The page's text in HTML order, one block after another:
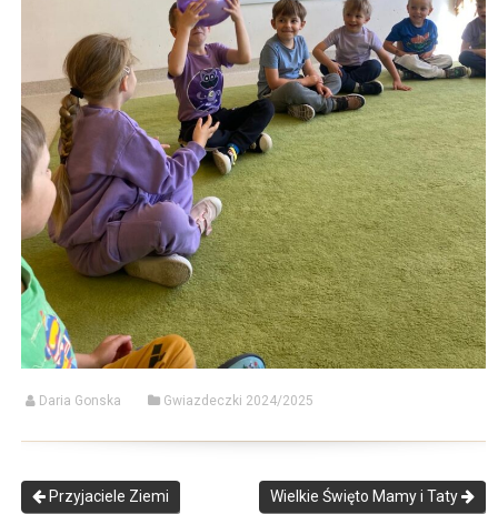
Daria Gonska Gwiazdeczki 2024/2025
Przyjaciele Ziemi Wielkie Święto Mamy i Taty